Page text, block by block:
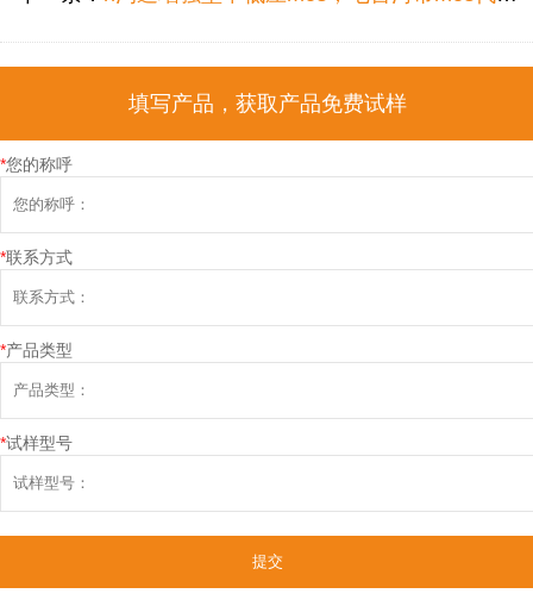
填写产品，获取产品免费试样
*您的称呼
*联系方式
*产品类型
*试样型号